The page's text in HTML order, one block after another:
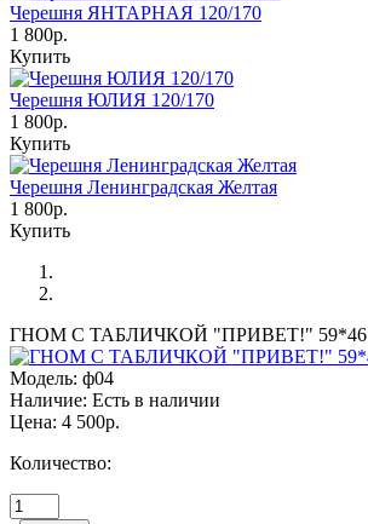
Черешня ЯНТАРНАЯ 120/170
1 800р.
Купить
Черешня ЮЛИЯ 120/170
1 800р.
Купить
Черешня Ленинградская Желтая
1 800р.
Купить
ГНОМ С ТАБЛИЧКОЙ "ПРИВЕТ!" 59*46
Модель: ф04
Наличие: Есть в наличии
Цена: 4 500р.
Количество: